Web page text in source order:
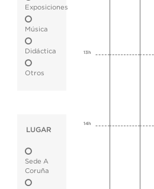
Exposiciones
Música
Didáctica
Otros
LUGAR
Sede A
Coruña
13h
14h